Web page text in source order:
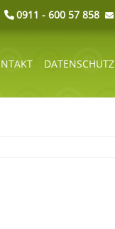
0911 - 600 57 858
DATENSCHUTZ